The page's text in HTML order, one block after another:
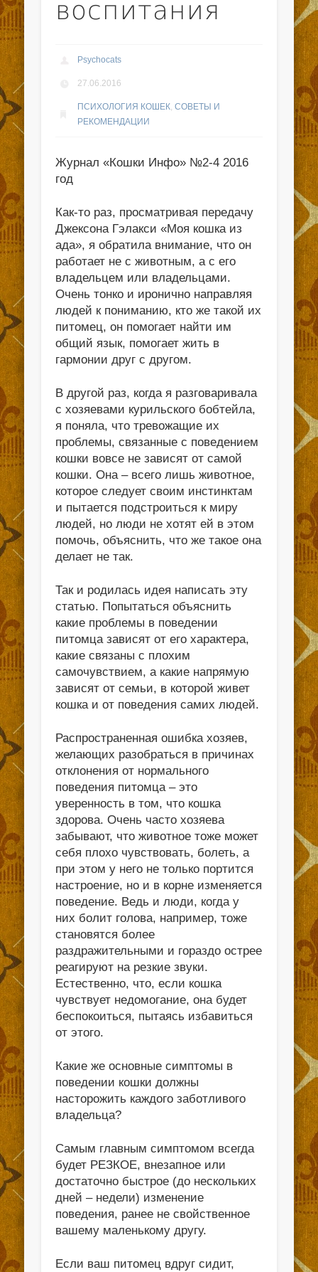
воспитания
Psychocats
27.06.2016
ПСИХОЛОГИЯ КОШЕК ,СОВЕТЫ И
РЕКОМЕНДАЦИИ
Журнал «Кошки Инфо» №2-4 2016
год
Как-то раз, просматривая передачу
Джексона Гэлакси «Моя кошка из
ада», я обратила внимание, что он
работает не с животным, а с его
владельцем или владельцами.
Очень тонко и иронично направляя
людей к пониманию, кто же такой их
питомец, он помогает найти им
общий язык, помогает жить в
гармонии друг с другом.
В другой раз, когда я разговаривала
с хозяевами курильского бобтейла,
я поняла, что тревожащие их
проблемы, связанные с поведением
кошки вовсе не зависят от самой
кошки. Она – всего лишь животное,
которое следует своим инстинктам
и пытается подстроиться к миру
людей, но люди не хотят ей в этом
помочь, объяснить, что же такое она
делает не так.
Так и родилась идея написать эту
статью. Попытаться объяснить
какие проблемы в поведении
питомца зависят от его характера,
какие связаны с плохим
самочувствием, а какие напрямую
зависят от семьи, в которой живет
кошка и от поведения самих людей.
Распространенная ошибка хозяев,
желающих разобраться в причинах
отклонения от нормального
поведения питомца – это
уверенность в том, что кошка
здорова. Очень часто хозяева
забывают, что животное тоже может
себя плохо чувствовать, болеть, а
при этом у него не только портится
настроение, но и в корне изменяется
поведение. Ведь и люди, когда у
них болит голова, например, тоже
становятся более
раздражительными и гораздо острее
реагируют на резкие звуки.
Естественно, что, если кошка
чувствует недомогание, она будет
беспокоиться, пытаясь избавиться
от этого.
Какие же основные симптомы в
поведении кошки должны
насторожить каждого заботливого
владельца?
Самым главным симптомом всегда
будет РЕЗКОЕ, внезапное или
достаточно быстрое (до нескольких
дней – недели) изменение
поведения, ранее не свойственное
вашему маленькому другу.
Если ваш питомец вдруг сидит,